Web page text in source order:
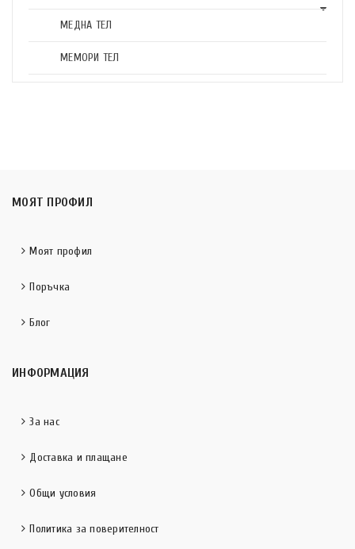
МЕДНА ТЕЛ
МЕМОРИ ТЕЛ
МОЯТ ПРОФИЛ
Моят профил
Поръчка
Блог
ИНФОРМАЦИЯ
За нас
Доставка и плащане
Общи условия
Политика за поверителност